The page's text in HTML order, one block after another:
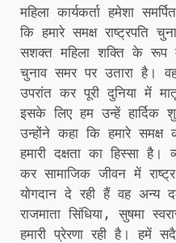
महिला कार्यकर्ता हमेशा
कि हमारे समक्ष राष्ट्रपति
सशक्त महिला शक्ति के रूप में
चुनाव समर पर उतारा है।
उपरांत कर पूरी दुनिया में
इसके लिए हम उन्हें हार्दिक
उन्होंने कहा कि हमारे समक्ष
हमारी दक्षता का हिस्सा
कर सामाजिक जीवन में
योगदान दे रही हैं वह अन्य
राजमाता सिंधिया, सुषमा
हमारी प्रेरणा रही है। हमें